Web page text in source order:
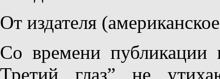
От издателя
Со времени публикации
Третий глаз” не